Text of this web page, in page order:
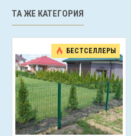
ТА ЖЕ КАТЕГОРИЯ
БЕСТСЕЛЛЕРЫ